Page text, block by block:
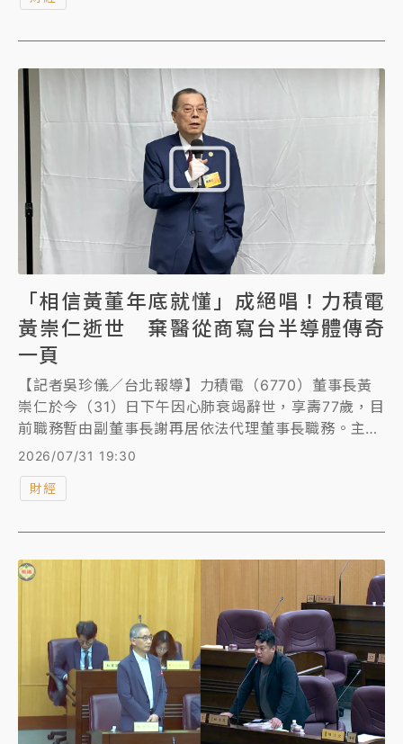
「相信黃董年底就懂」成絕唱！力積電
黃崇仁逝世 棄醫從商寫台半導體傳奇
一頁
【記者吳珍儀／台北報導】力積電（6770）董事長黃
崇仁於今（31）日下午因心肺衰竭辭世，享壽77歲，目
前職務暫由副董事長謝再居依法代理董事長職務。主播
劉芯彤也發文表示，「身為力積電奈米小股東，每年年
底都在相信黃董。從今以後，這句話再也不能喊了」；
財經網紅葉育碩也表示「太突然了，台灣半導體，痛失
2026/07/31 19:30
財經